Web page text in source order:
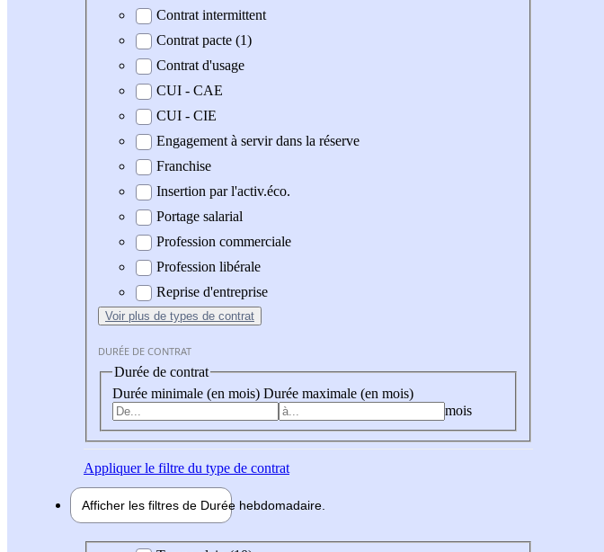
Contrat intermittent
Contrat pacte (1)
Contrat d'usage
CUI - CAE
CUI - CIE
Engagement à servir dans la réserve
Franchise
Insertion par l'activ.éco.
Portage salarial
Profession commerciale
Profession libérale
Reprise d'entreprise
Voir plus de types de contrat
DURÉE DE CONTRAT
Durée de contrat
Durée minimale (en mois) Durée maximale (en mois)
mois
Appliquerle filtre du type de contrat
Afficher les filtres de Durée hebdomadaire